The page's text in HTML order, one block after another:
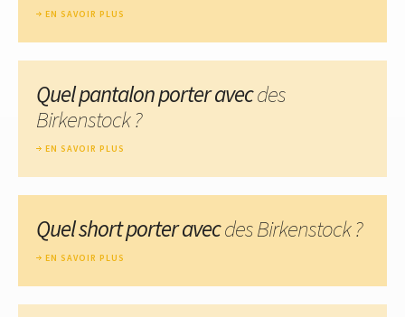
EN SAVOIR PLUS
Quel pantalon porter avecdes
Birkenstock ?
EN SAVOIR PLUS
Quel short porter avecdes Birkenstock ?
EN SAVOIR PLUS